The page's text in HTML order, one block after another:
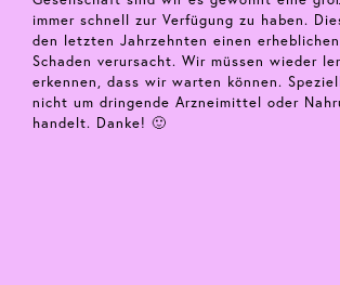
immer schnell zur Verfügung zu haben.
den letzten Jahrzehnten einen
Schaden verursacht. Wir müssen wieder
erkennen, dass wir warten können.
nicht um dringende Arzneimittel oder
handelt. Danke! 🙂